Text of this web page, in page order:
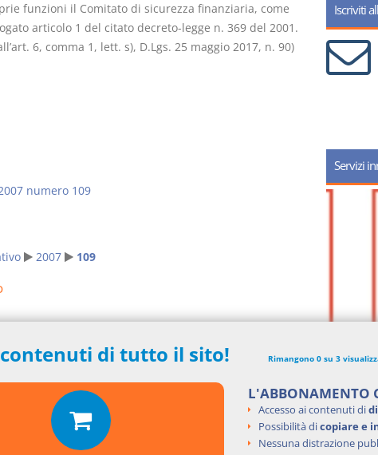
funzioni il Comitato di sicurezza finanziaria, come
articolo 1 del citato decreto-legge n. 369 del 2001.
6, comma 1, lett. s), D.Lgs. 25 maggio 2017, n. 90)
numero 109
2007 109
Iscriviti
Servizi
di tutto il sito! Rimangono 0 su 3
L'ABBONAMENTO
Accesso ai contenuti di
Possibilità dicopiare e
Nessuna distrazione